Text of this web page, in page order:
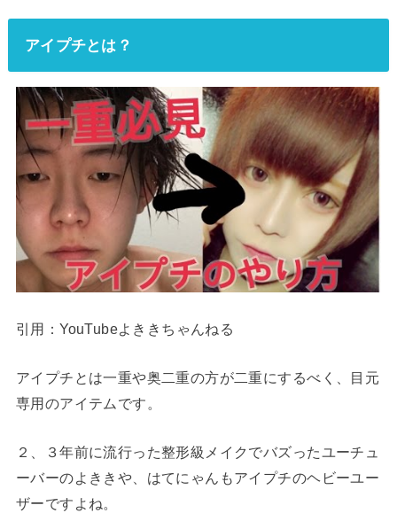
アイプチとは？
引用：YouTubeよききちゃんねる
アイプチとは一重や奥二重の方が二重にするべく、目元
専用のアイテムです。
２、３年前に流行った整形級メイクでバズったユーチュ
ーバーのよききや、はてにゃんもアイプチのヘビーユー
ザーですよね。